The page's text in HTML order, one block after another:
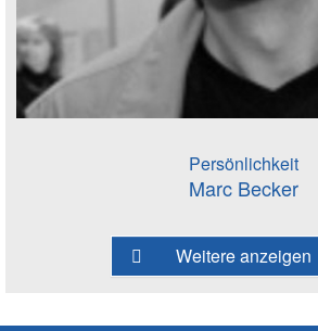
Persönlichkeit
Marc Becker
Weitere anzeigen